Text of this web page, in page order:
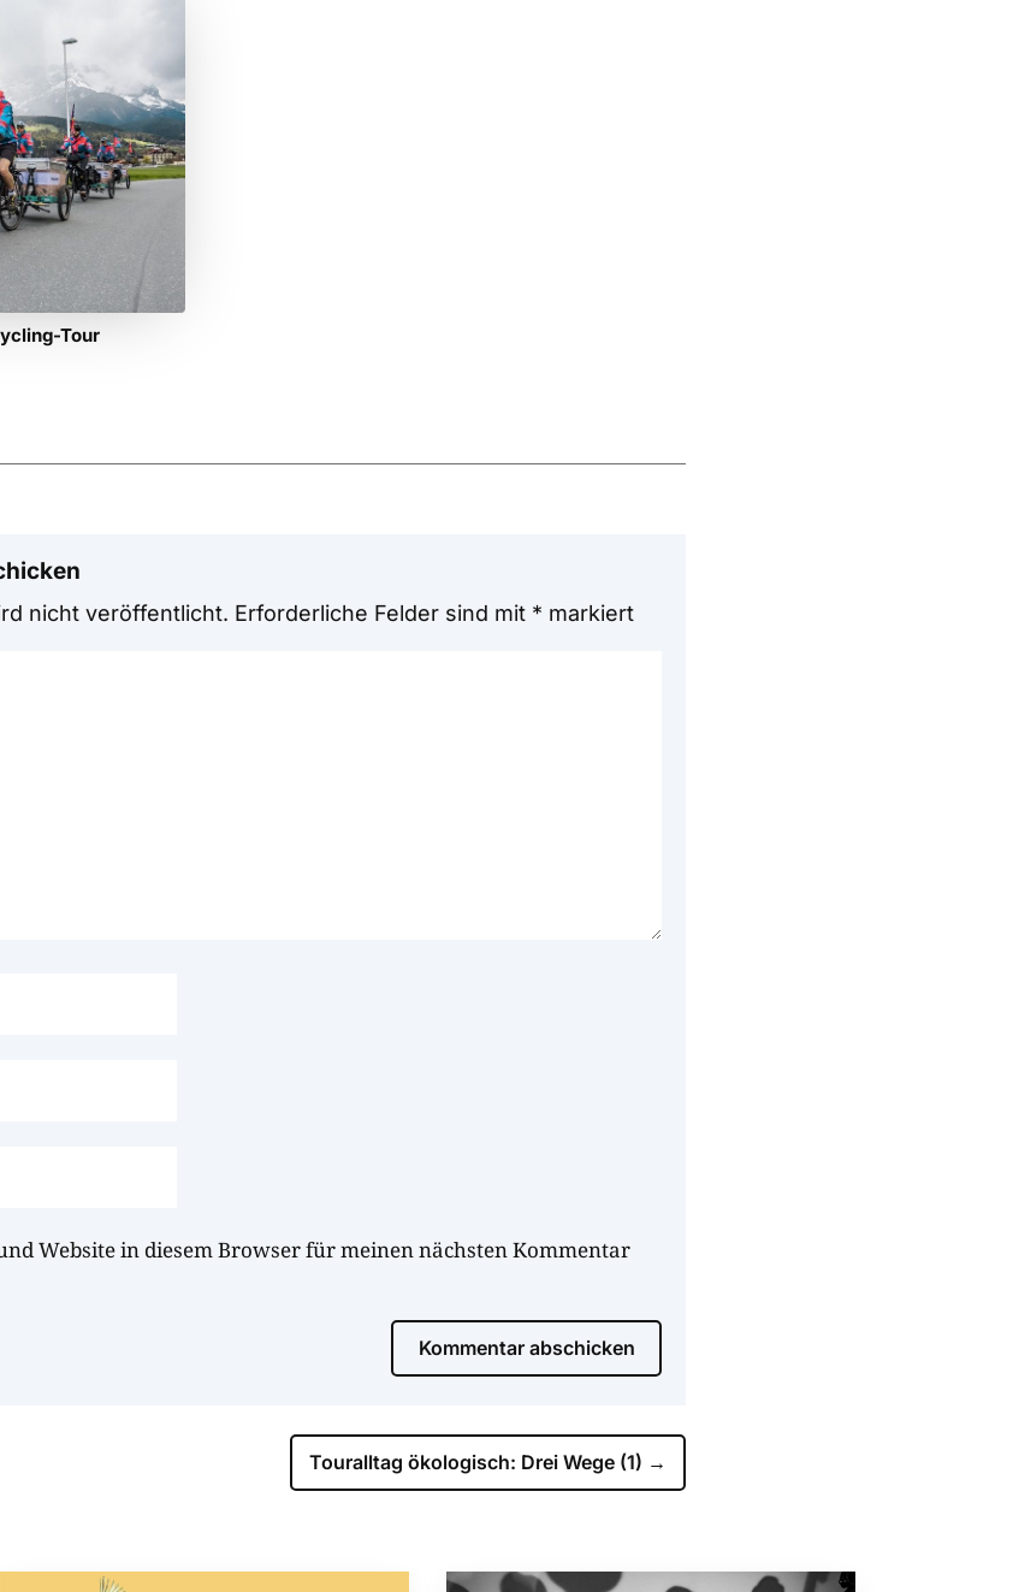
Tour
nicht veröffentlicht. Erforderliche Felder sind mit * markiert
Website in diesem Browser für meinen nächsten Kommentar
Kommentar abschicken
Touralltag ökologisch: Drei Wege (1) →